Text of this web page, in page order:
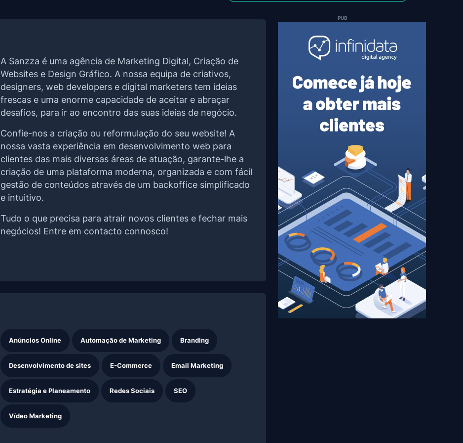
A Sanzza é uma agência de Marketing Digital, Criação de
Websites e Design Gráfico. A nossa equipa de criativos,
designers, web developers e digital marketers tem ideias
frescas e uma enorme capacidade de aceitar e abraçar
desafios, para ir ao encontro das suas ideias de negócio.
Confie-nos a criação ou reformulação do seu website! A
nossa vasta experiência em desenvolvimento web para
clientes das mais diversas áreas de atuação, garante-lhe a
criação de uma plataforma moderna, organizada e com fácil
gestão de conteúdos através de um backoffice simplificado
e intuitivo.
Tudo o que precisa para atrair novos clientes e fechar mais
negócios! Entre em contacto connosco!
Anúncios Online Automação de Marketing Branding
Desenvolvimento de sites E-Commerce Email Marketing
Estratégia e Planeamento Redes Sociais SEO
Vídeo Marketing
PUB